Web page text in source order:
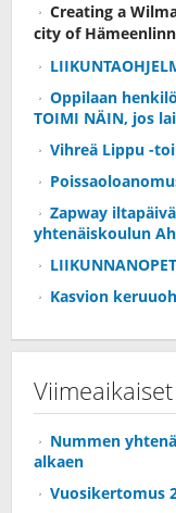
Creating a
city of
Oppilaan
TOIMI NÄIN, jos
Vihreä Lippu -
Zapway
yhtenäiskoulun
Kasvion
Nummen
alkaen
Vuosikertomus